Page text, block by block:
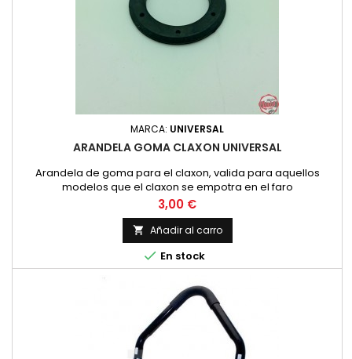
MARCA: UNIVERSAL
ARANDELA GOMA CLAXON UNIVERSAL
Arandela de goma para el claxon, valida para aquellos
modelos que el claxon se empotra en el faro
Precio
3,00 €
 Añadir al carro
 En stock